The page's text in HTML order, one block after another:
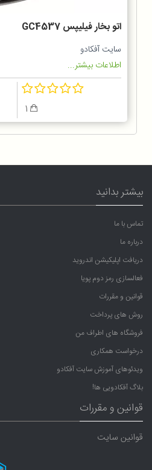
اتو بخار فیلیپس GC4537
سایت آفکادو
اطلاعات بیشتر...
بیشتر بدانید
تماس با ما
درباره ما
دریافت اپلیکیشن اندروید
فعالسازی رمز دوم پویا
قوانین و مقررات
روش های پرداخت
فروشگاه های اطراف من
درخواست همکاری
ویدئوهای آموزش سایت آفکادو
بلاگ آفکادویی ها!
قوانین و مقررات
قوانین سایت